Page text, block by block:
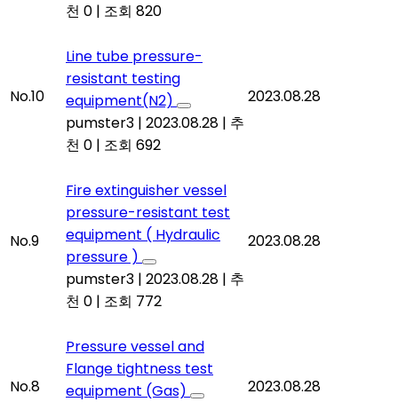
천 0 | 조회 820
No.10
Line tube pressure-
resistant testing
equipment(N2)
pumster3 | 2023.08.28 | 추
천 0 | 조회 692
2023.08.28
No.9
Fire extinguisher vessel
pressure-resistant test
equipment ( Hydraulic
pressure )
pumster3 | 2023.08.28 | 추
천 0 | 조회 772
2023.08.28
No.8
Pressure vessel and
Flange tightness test
equipment (Gas)
2023.08.28